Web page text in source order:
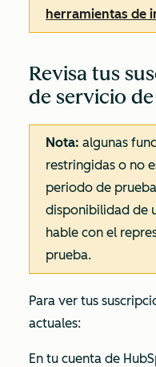
herramientas de
Revisa tus
de servicio
Nota: algunas
restringidas o no
periodo de
disponibilidad de
hable con el
prueba.
Para ver tus
actuales:
En tu cuenta de